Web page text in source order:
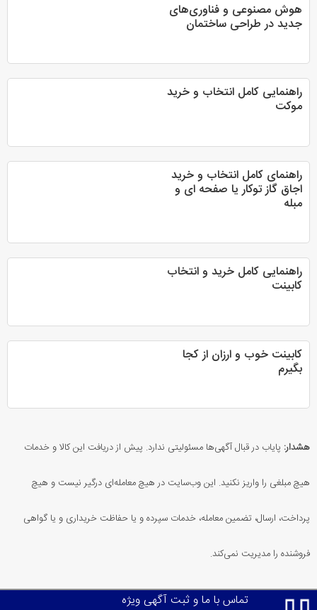
هوش مصنوعی و فناوری‌های
جدید در طراحی ساختمان
راهنمایی کامل انتخاب و خرید
موکت
راهنمای کامل انتخاب و خرید
اجاق گاز توکار یا صفحه ای و
مبله
راهنمایی کامل خرید و انتخاب
کابینت
کابینت خوب و ارزان از کجا
بگیرم
هشدار: پایاب در قبال آگهی‌ها مسئولیتی ندارد. پیش از دریافت این کالا و خدمات
هیچ مبلغی را واریز نکنید. این وب‌سایت در هیچ معامله‌ای درگیر نیست و هیچ
پرداخت، ارسال، تضمین معامله، خدمات سپرده و یا حفاظت خریداری و یا گواهی
فروشنده را مدیریت نمی‌کند.
تماس با ما و ثبت آگهی ویژه